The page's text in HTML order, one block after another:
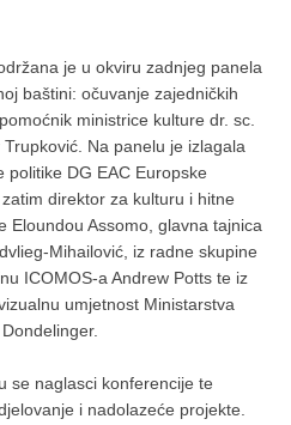
je u okviru zadnjeg panela
baštini: očuvanje zajedničkih
ministrice kulture dr. sc.
Na panelu je izlagala
politike DG EAC Europske
direktor za kulturu i hitne
Eloundou Assomo, glavna tajnica
Mihailović, iz radne skupine
ICOMOS-a Andrew Potts te iz
umjetnost Ministarstva
se naglasci konferencije te
i nadolazeće projekte.